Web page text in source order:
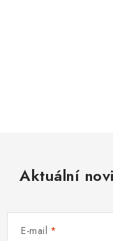
Aktuální
E-mail